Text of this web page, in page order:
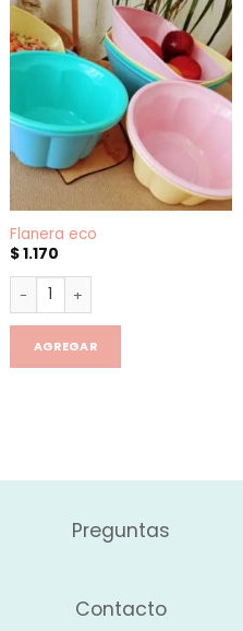
Flanera eco
$1.170
Flanera eco cantidad
AGREGAR
Preguntas
Contacto